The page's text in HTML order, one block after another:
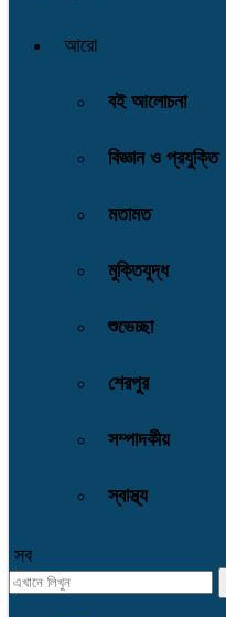
আরো
বই আলোচনা
বিজ্ঞান ও প্রযুক্তি
মতামত
মুক্তিযুদ্ধ
শুভেচ্ছা
শেরপুর
সম্পাদকীয়
স্বাস্থ্য
সব